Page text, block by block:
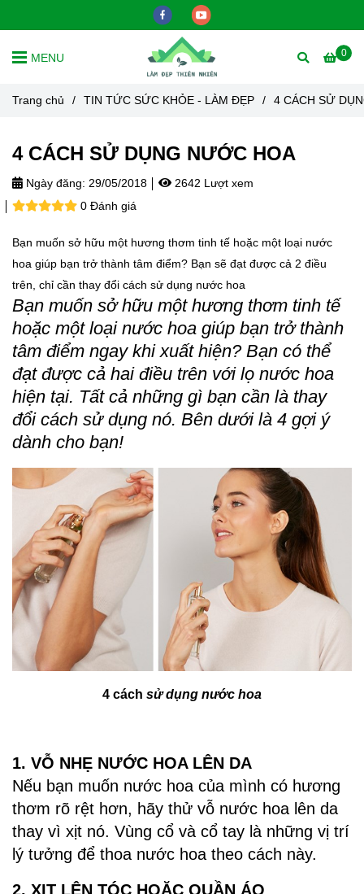
0
MENU
Trang chủ / TIN TỨC SỨC KHỎE - LÀM ĐẸP / 4 CÁCH SỬ
4 CÁCH SỬ DỤNG NƯỚC HOA
Ngày đăng: 29/05/2018
2642 Lượt xem
0 Đánh giá
Bạn muốn sở hữu một hương thơm tinh tế hoặc một loại nước
hoa giúp bạn trở thành tâm điểm? Bạn sẽ đạt được cả 2 điều
trên, chỉ cần thay đổi cách sử dụng nước hoa
Bạn muốn sở hữu một hương thơm tinh tế
hoặc một loại nước hoa giúp bạn trở thành
tâm điểm ngay khi xuất hiện? Bạn có thể
đạt được cả hai điều trên với lọ nước hoa
hiện tại. Tất cả những gì bạn cần là thay
đổi cách sử dụng nó. Bên dưới là 4 gợi ý
dành cho bạn!
4 cách sử dụng nước hoa
1. VỖ NHẸ NƯỚC HOA LÊN DA
Nếu bạn muốn nước hoa của mình có hương
thơm rõ rệt hơn, hãy thử vỗ nước hoa lên da
thay vì xịt nó. Vùng cổ và cổ tay là những vị trí
lý tưởng để thoa nước hoa theo cách này.
2. XỊT LÊN TÓC HOẶC QUẦN ÁO